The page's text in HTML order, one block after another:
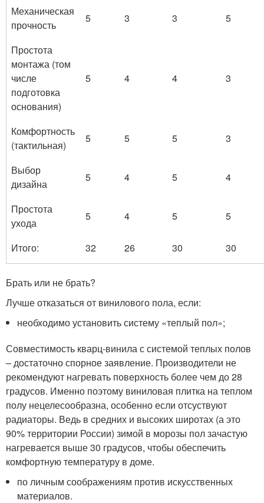
Механическая
прочность
5 3 3 5
Простота
монтажа (том
числе
подготовка
основания)
5 4 4 3
Комфортность
(тактильная)
5 5 5 3
Выбор
дизайна
5 4 5 4
Простота
ухода
5 4 5 5
Итого: 32 26 30 30
Брать или не брать?
Лучше отказаться от винилового пола, если:
необходимо установить систему «теплый пол»;
Совместимость кварц-винила с системой теплых полов
– достаточно спорное заявление. Производители не
рекомендуют нагревать поверхность более чем до 28
градусов. Именно поэтому виниловая плитка на теплом
полу нецелесообразна, особенно если отсуствуют
радиаторы. Ведь в средних и высоких широтах (а это
90% территории России) зимой в морозы пол зачастую
нагревается выше 30 градусов, чтобы обеспечить
комфортную температуру в доме.
по личным соображениям против искусственных
материалов.